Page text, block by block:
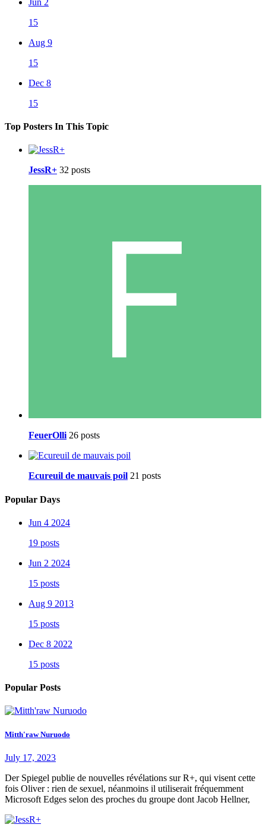
15
Aug 9
15
Dec 8
15
Top Posters In This Topic
JessR+ 32 posts
FeuerOlli 26 posts
Ecureuil de mauvais poil 21 posts
Popular Days
Jun 4 2024
19 posts
Jun 2 2024
15 posts
Aug 9 2013
15 posts
Dec 8 2022
15 posts
Popular Posts
Mitth'raw Nuruodo
July 17, 2023
Der Spiegel publie de nouvelles révélations sur R+, qui visent cette
fois Oliver : rien de sexuel, néanmoins il utiliserait fréquemment
Microsoft Edges selon des proches du groupe dont Jacob Hellner,